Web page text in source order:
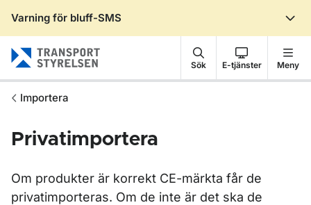
Varning för bluff-SMS
Sök E-tjänster Meny
Importera
Privatimportera
Om produkter är korrekt CE-märkta får de
privatimporteras. Om de inte är det ska de